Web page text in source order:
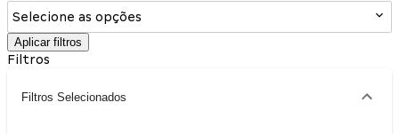
Selecione as opções
Aplicar filtros
Filtros
Filtros Selecionados